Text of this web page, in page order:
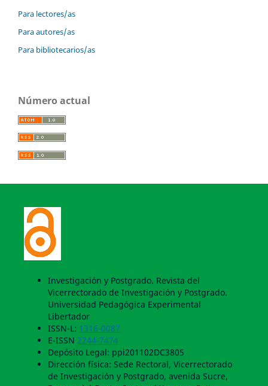
Para lectores/as
Para autores/as
Para bibliotecarios/as
Número actual
Investigación y Postgrado. Revista del
Vicerrectorado de Investigación y Postgrado.
Universidad Pedagógica Experimental
Libertador
ISSN-L: 1316-0087
E-ISSN 2244-7474
Depósito Legal: ppi201102DC3805
Dirección física: Sede Rectoral, Vicerrectorado
de Investigación y Postgrado, avenida Sucre,